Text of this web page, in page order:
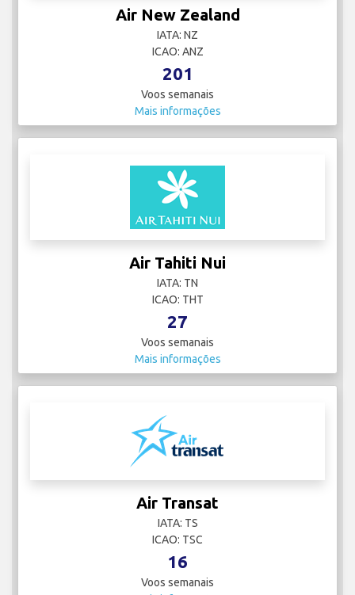
Air New Zealand
IATA: NZ
ICAO: ANZ
201
Voos semanais
Mais informações
Air Tahiti Nui
IATA: TN
ICAO: THT
27
Voos semanais
Mais informações
Air Transat
IATA: TS
ICAO: TSC
16
Voos semanais